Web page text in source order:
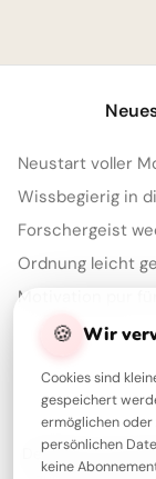
🍪 Wir
Cookies sind
gespeichert
ermöglichen
persönlichen
keine
Debilder ist